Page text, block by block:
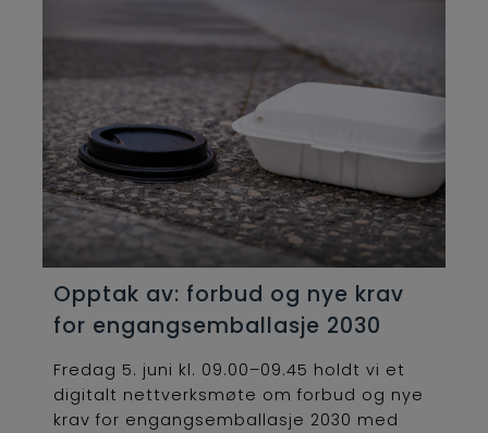
Opptak av: forbud og nye krav
for engangsemballasje 2030
Fredag 5. juni kl. 09.00–09.45 holdt vi et
digitalt nettverksmøte om forbud og nye
krav for engangsemballasje 2030 med